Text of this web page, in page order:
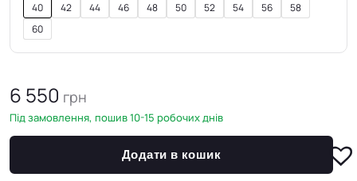
40 42 44 46 48 50 52 54 56
58
60
6 550 грн
Під замовлення, пошив 10-15 робочих днів
Додати в кошик